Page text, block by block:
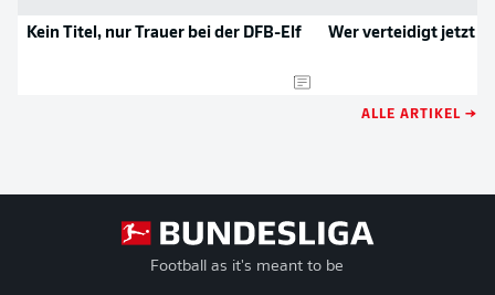
Kein Titel, nur Trauer bei der DFB-Elf Wer verteidigt jetzt
ALLE ARTIKEL →
Football as it's meant to be